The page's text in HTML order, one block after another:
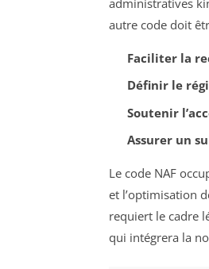
autre code doit
Faciliter la
Définir le
Soutenir
Assurer un
Le code NAF
et l’optimisation
requiert le cadre
qui intégrera la